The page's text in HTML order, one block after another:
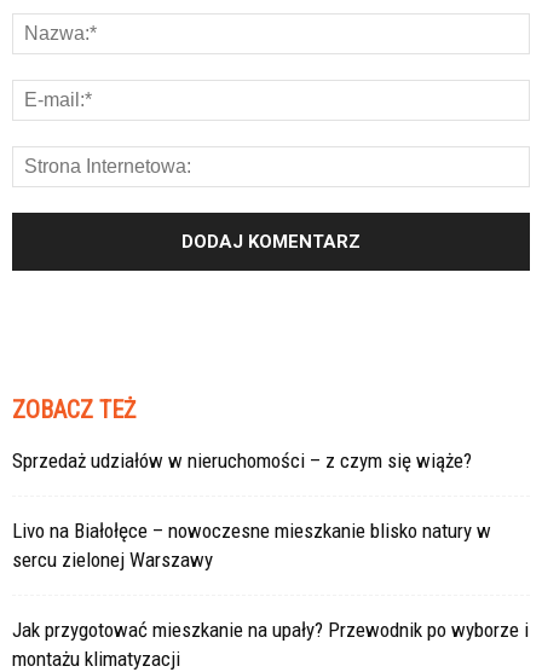
ZOBACZ TEŻ
Sprzedaż udziałów w nieruchomości – z czym się wiąże?
Livo na Białołęce – nowoczesne mieszkanie blisko natury w
sercu zielonej Warszawy
Jak przygotować mieszkanie na upały? Przewodnik po wyborze i
montażu klimatyzacji